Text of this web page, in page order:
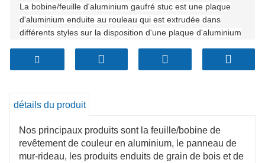
La bobine/feuille d'aluminium gaufré stuc est une plaque
d'aluminium enduite au rouleau qui est extrudée dans
différents styles sur la disposition d'une plaque d'aluminium
classique, le stuc varié, le motif de haricot, le motif en
losange, les rayures horizontales, les rayures verticales, le
détails du produit
Nos principaux produits sont la feuille/bobine de
revêtement de couleur en aluminium, le panneau de
mur-rideau, les produits enduits de grain de bois et de